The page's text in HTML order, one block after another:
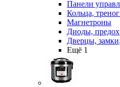
Панели
Кольца,
Магнетроны
Диоды,
Дверцы,
Ещё 1